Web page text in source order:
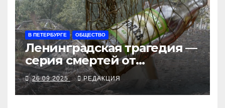
В ПЕТЕРБУРГЕ ОБЩЕСТВО
Ленинградская трагедия —
серия смертей от
алкосуррогата
26.09.2025 РЕДАКЦИЯ